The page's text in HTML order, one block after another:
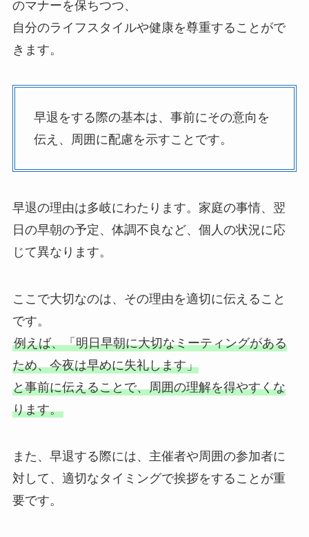
のマナーを保ちつつ、
自分のライフスタイルや健康を尊重することがで
きます。
早退をする際の基本は、事前にその意向を
伝え、周囲に配慮を示すことです。
早退の理由は多岐にわたります。家庭の事情、翌
日の早朝の予定、体調不良など、個人の状況に応
じて異なります。
ここで大切なのは、その理由を適切に伝えること
です。
例えば、「明日早朝に大切なミーティングがある
ため、今夜は早めに失礼します」
と事前に伝えることで、周囲の理解を得やすくな
ります。
また、早退する際には、主催者や周囲の参加者に
対して、適切なタイミングで挨拶をすることが重
要です。